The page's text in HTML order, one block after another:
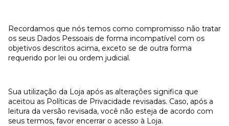
Recordamos que nós temos como compromisso não tratar
os seus Dados Pessoais de forma incompatível com os
objetivos descritos acima, exceto se de outra forma
requerido por lei ou ordem judicial.
Sua utilização da Loja após as alterações significa que
aceitou as Políticas de Privacidade revisadas. Caso, após a
leitura da versão revisada, você não esteja de acordo com
seus termos, favor encerrar o acesso à Loja.